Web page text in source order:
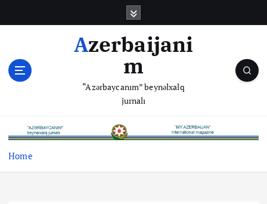
t
Azerbaijani
m
“Azərbaycanım” beynəlxalq
jurnalı
Home